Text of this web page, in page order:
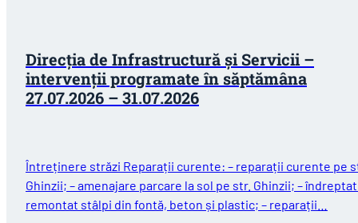
Direcția de Infrastructură și Servicii –
intervenții programate în săptămâna
27.07.2026 – 31.07.2026
Întreținere străzi Reparații curente: – reparații curente pe
Ghinzii; – amenajare parcare la sol pe str. Ghinzii; –
remontat stâlpi din fontă, beton și plastic; – reparații…